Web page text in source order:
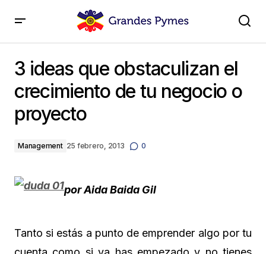
negocio o proyecto
3 ideas que obstaculizan el
crecimiento de tu negocio o
proyecto
Management 25 febrero, 2013 0
por Aida Baida Gil
Tanto si estás a punto de emprender algo por tu